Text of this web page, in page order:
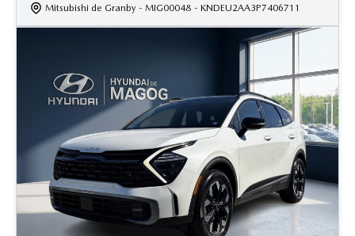
Mitsubishi de Granby - MIG00048 - KNDEU2AA3P7406711